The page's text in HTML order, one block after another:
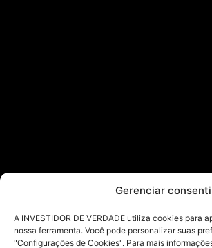
Gerenciar
A INVESTIDOR DE VERDADE utiliza cookies para
nossa ferramenta. Você pode personalizar suas
"Configurações de Cookies". Para mais